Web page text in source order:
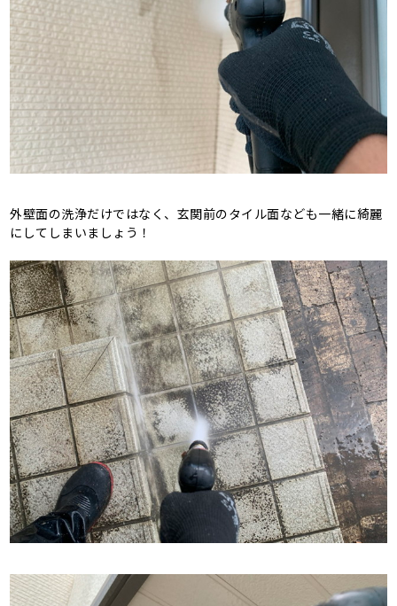
外壁面の洗浄だけではなく、玄関前のタイル面なども一緒に綺麗
にしてしまいましょう！